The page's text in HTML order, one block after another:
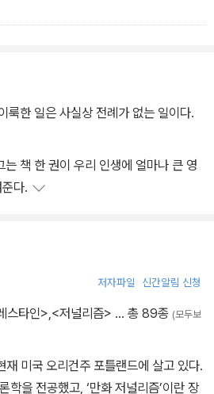
룩한 일은 사실상 전례가 없는 일이다.
는 책 한 권이 우리 인생에 얼마나 큰 영
다.
저자파일 신간알림 신청
스타인>,<저널리즘> … 총 89종 (모두보
미국 오리건주 포틀랜드에 살고 있다.
학을 전공했고, ‘만화 저널리즘’이란 장